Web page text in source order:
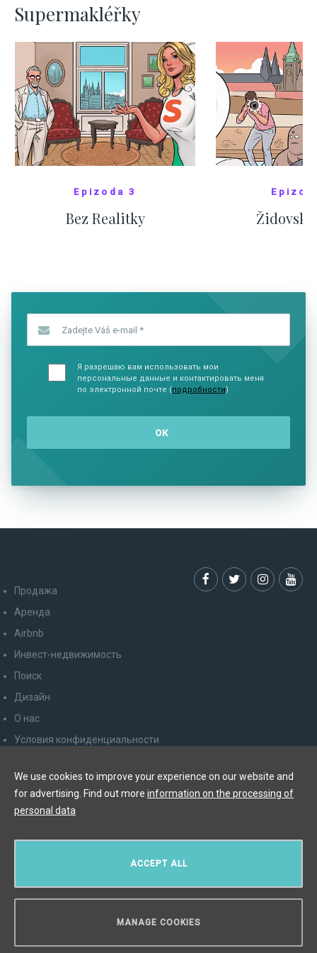
Supermakléřky
Epizoda 3
Bez Realitky
Я разрешаю вам использовать мои
персональные данные и контактировать меня
по электронной почте (подробности)
Продажа
Аренда
Airbnb
Инвест-недвижимость
Поиск
Дизайн
О нас
Условия конфиденциальности
Отказаться от рассылки
Myslíková 245/3, 110 00 Praha 1
ACCEPT ALL
MANAGE COOKIES
We use cookies to improve your experience on our website and
for advertising. Find out more information on the processing of
personal data